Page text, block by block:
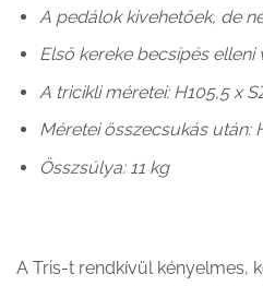
A pedálok kivehetőek, de
Első kereke becsípés
A tricikli méretei: H105,5 x
Méretei összecsukás után:
Összsúlya: 11 kg
A Tris-t rendkívül kényelmes,